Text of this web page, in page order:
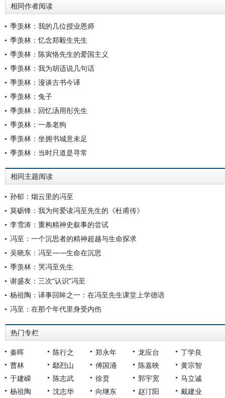
相同作者阅读
季羡林：我的几位授业恩师
季羡林：忆念郑毅生先生
季羡林：陈寅恪先生的爱国主义
季羡林：我为胡适说几句话
季羡林：漫谈古书今译
季羡林：兔子
季羡林：回忆汤用彤先生
季羡林：一条老狗
季羡林：坐拥书城意未足
季羡林：当时只道是寻常
相同主题阅读
孙郁：烟云里的冯至
莫砺锋：我为何爱读冯至先生的《杜甫传》
李雪涛：重构精神史叙事的尝试
冯至：一个沉思者的精神超越与生命探求
吴晓东：冯至——生命在沉思
季羡林：哭冯至先生
谢盛友：三次“认识”冯至
杨祖陶：译事回眸之一：在冯至先生课堂上学德语
冯至：在那个年代里身受内伤
热门专栏
秦晖 陈行之 郑永年 龙应台
丁学良
曹林
鄢烈山 傅国涌 陈嘉映
黄宗智
于建嵘
陈志武 徐贲 郭宇宽
马立诚
杨祖陶
沈志华 向继东 赵汀阳 戴建业